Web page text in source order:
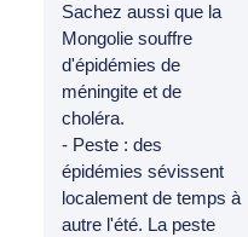
Sachez aussi que la
Mongolie souffre
d'épidémies de
méningite et de
choléra.
- Peste : des
épidémies sévissent
localement de temps à
autre l'été. La peste